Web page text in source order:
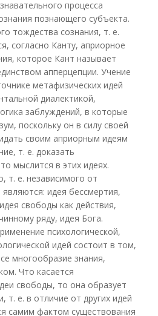
процесса
познающего субъекта.
тождества сознания, т. е.
согласно Канту, априорное
которое Кант называет
апперцепции. Учение
метафизических идей
диалектикой,
заблуждений, в которые
поскольку он в силу своей
своим априорным идеям
т. е. доказать
мыслится в этих идеях.
т. е. независимого от
идея бессмертия,
свободы как действия,
ряду, идея Бога.
психологической,
идей состоит в том,
многообразие знания,
Что касается
свободы, то она образует
т. е. в отличие от других идей
самим фактом существования